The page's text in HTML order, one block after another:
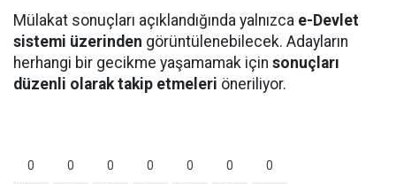
Mülakat sonuçları açıklandığında yalnızca e-Devlet
sistemi üzerinden görüntülenebilecek. Adayların
herhangi bir gecikme yaşamamak için sonuçları
düzenli olarak takip etmeleri öneriliyor.
0 0 0 0 0 0 0